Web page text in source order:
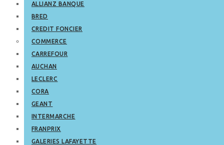
ALLIANZ BANQUE
BRED
CREDIT FONCIER
COMMERCE
CARREFOUR
AUCHAN
LECLERC
CORA
GEANT
INTERMARCHE
FRANPRIX
GALERIES LAFAYETTE